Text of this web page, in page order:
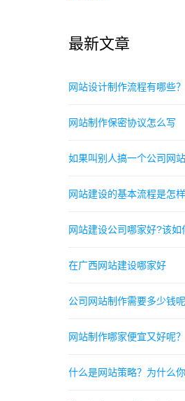
最新文章
网站设计制作流程有哪些？
网站制作保密协议怎么写
如果叫别人搞一个公司网
网站建设的基本流程是怎
网站建设公司哪家好?该如
在广西网站建设哪家好
公司网站制作需要多少钱呢
网站制作哪家便宜又好呢？